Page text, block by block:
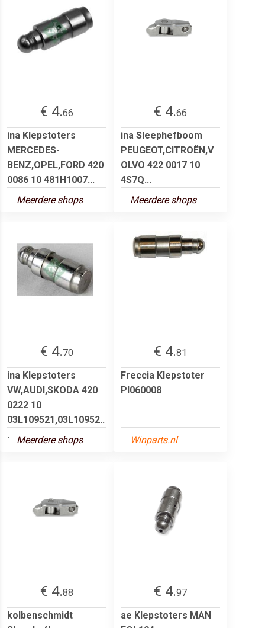
€ 4.66
ina Klepstoters
MERCEDES-
BENZ,OPEL,FORD 420
0086 10 481H1007...
Meerdere shops
€ 4.66
ina Sleephefboom
PEUGEOT,CITROËN,V
OLVO 422 0017 10
4S7Q...
Meerdere shops
€ 4.70
ina Klepstoters
VW,AUDI,SKODA 420
0222 10
03L109521,03L10952..
.
Meerdere shops
€ 4.81
Freccia Klepstoter
PI060008
Winparts.nl
€ 4.88
kolbenschmidt
€ 4.97
ae Klepstoters MAN